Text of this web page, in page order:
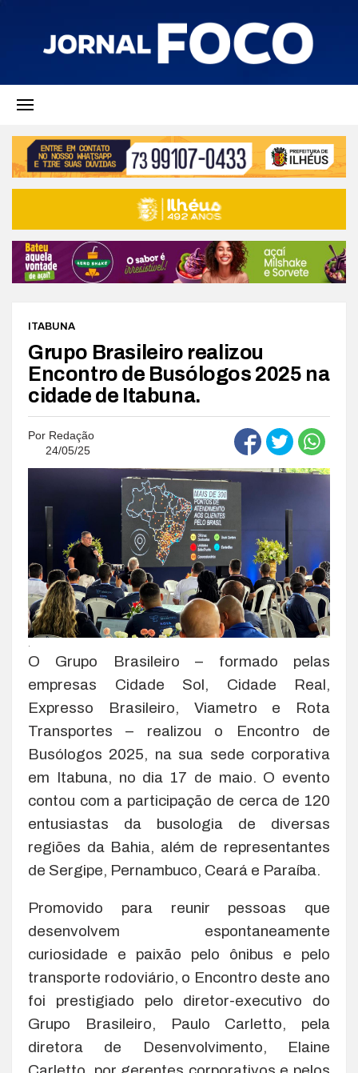
ITABUNA
Grupo Brasileiro realizou
Encontro de Busólogos 2025 na
cidade de Itabuna.
Por Redação
24/05/25
.
O Grupo Brasileiro – formado pelas
empresas Cidade Sol, Cidade Real,
Expresso Brasileiro, Viametro e Rota
Transportes – realizou o Encontro de
Busólogos 2025, na sua sede corporativa
em Itabuna, no dia 17 de maio. O evento
contou com a participação de cerca de 120
entusiastas da busologia de diversas
regiões da Bahia, além de representantes
de Sergipe, Pernambuco, Ceará e Paraíba.
Promovido para reunir pessoas que
desenvolvem espontaneamente
curiosidade e paixão pelo ônibus e pelo
transporte rodoviário, o Encontro deste ano
foi prestigiado pelo diretor-executivo do
Grupo Brasileiro, Paulo Carletto, pela
diretora de Desenvolvimento, Elaine